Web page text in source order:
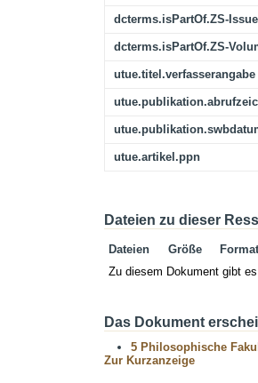
dcterms.isPartOf.ZS-Issue
dcterms.isPartOf.ZS-
utue.titel.verfasserangabe
utue.artikel.ppn
Dateien zu dieser
Dateien Größe
Format
Zu diesem Dokument gibt
Das Dokument
5 Philosophische
Zur Kurzanzeige